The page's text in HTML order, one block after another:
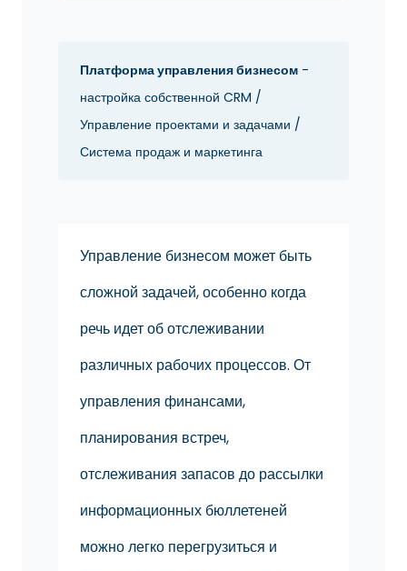
Платформа управления бизнесом -
настройка собственной CRM /
Управление проектами и задачами /
Система продаж и маркетинга
Управление бизнесом может быть
сложной задачей, особенно когда
речь идет об отслеживании
различных рабочих процессов. От
управления финансами,
планирования встреч,
отслеживания запасов до рассылки
информационных бюллетеней
можно легко перегрузиться и